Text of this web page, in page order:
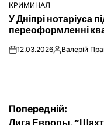
ОПУБЛІКУВАТИ
У
КРИМИНАЛ
У Дніпрі нотаріуса
переоформленні
on12.03.2026Опубліковано
Валерій
Навігація
Попередній: